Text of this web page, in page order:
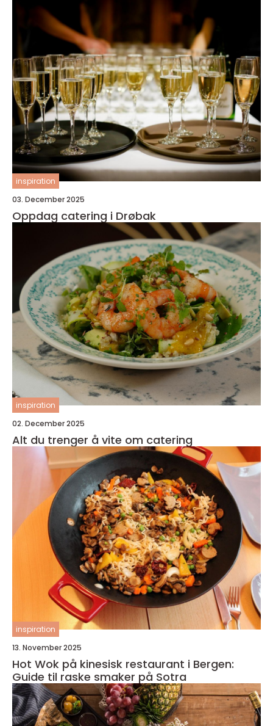
inspiration
03. December 2025
Oppdag catering i Drøbak
inspiration
02. December 2025
Alt du trenger å vite om catering
inspiration
13. November 2025
Hot Wok på kinesisk restaurant i Bergen:
Guide til raske smaker på Sotra